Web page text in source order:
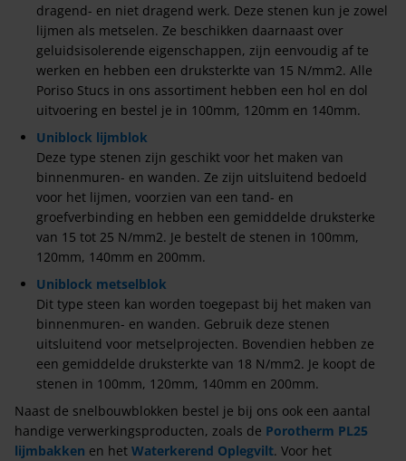
dragend- en niet dragend werk. Deze stenen kun je zowel
lijmen als metselen. Ze beschikken daarnaast over
geluidsisolerende eigenschappen, zijn eenvoudig af te
werken en hebben een druksterkte van 15 N/mm2. Alle
Poriso Stucs in ons assortiment hebben een hol en dol
uitvoering en bestel je in 100mm, 120mm en 140mm.
Uniblock lijmblok
Deze type stenen zijn geschikt voor het maken van
binnenmuren- en wanden. Ze zijn uitsluitend bedoeld
voor het lijmen, voorzien van een tand- en
groefverbinding en hebben een gemiddelde druksterke
van 15 tot 25 N/mm2. Je bestelt de stenen in 100mm,
120mm, 140mm en 200mm.
Uniblock metselblok
Dit type steen kan worden toegepast bij het maken van
binnenmuren- en wanden. Gebruik deze stenen
uitsluitend voor metselprojecten. Bovendien hebben ze
een gemiddelde druksterkte van 18 N/mm2. Je koopt de
stenen in 100mm, 120mm, 140mm en 200mm.
Naast de snelbouwblokken bestel je bij ons ook een aantal
handige verwerkingsproducten, zoals de Porotherm PL25
lijmbakken en het Waterkerend Oplegvilt. Voor het